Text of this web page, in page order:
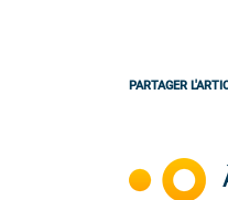
PARTAGER